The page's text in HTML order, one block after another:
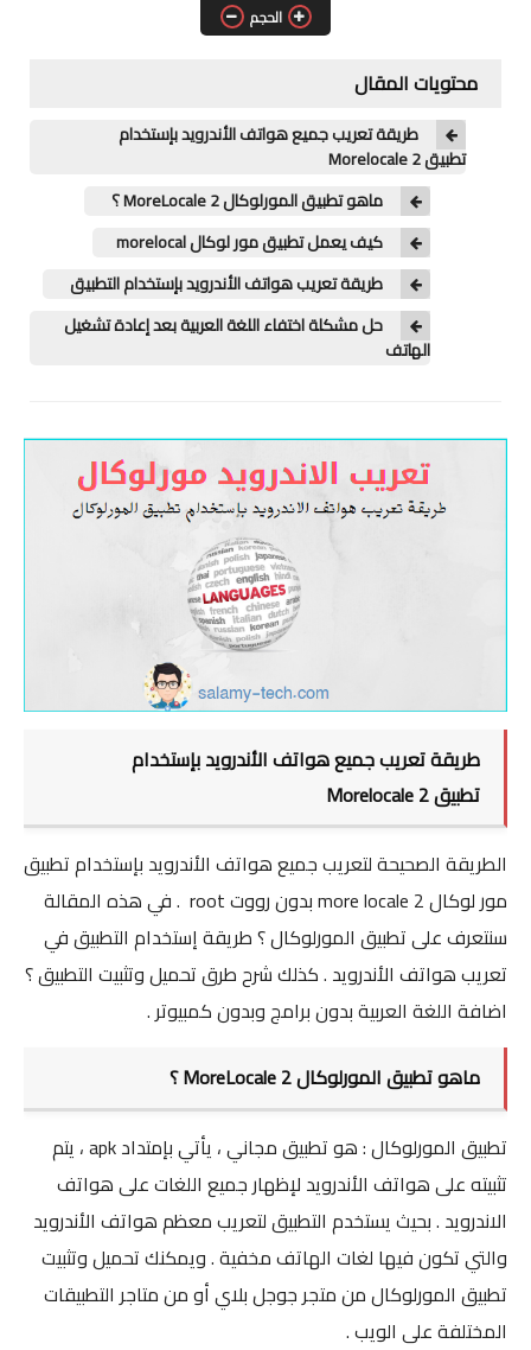
COMBINATION
ENG MODEM
ENG BOOT
ARABIC FILES
UNLOCK SIM
FIRMWARE
UNLOCK SIM
ZTE
UNLOCK SIM
Remove Frp
Tools
FRP
UNLOCK SIM
3G
More
Screen Lock
Root
التعريب
الروت
About
سياسية الخصوصية
الحجم
محتويات المقال
طريقة تعريب جميع هواتف الأندرويد بإستخدام
تطبيق Morelocale 2
ماهو تطبيق المورلوكال MoreLocale 2 ؟
كيف يعمل تطبيق مور لوكال morelocal
طريقة تعريب هواتف الأندرويد بإستخدام التطبيق
حل مشكلة اختفاء اللغة العربية بعد إعادة تشغيل
الهاتف
طريقة تعريب جميع هواتف الأندرويد بإستخدام
تطبيق Morelocale 2
الطريقة الصحيحة لتعريب جميع هواتف الأندرويد بإستخدام تطبيق
مور لوكال more locale 2 بدون رووت root . في هذه المقالة
سنتعرف على تطبيق المورلوكال ؟ طريقة إستخدام التطبيق في
تعريب هواتف الأندرويد . كذلك شرح طرق تحميل وتثبيت التطبيق ؟
اضافة اللغة العربية بدون برامج وبدون كمبيوتر .
ماهو تطبيق المورلوكال MoreLocale 2 ؟
تطبيق المورلوكال : هو تطبيق مجاني ، يأتي بإمتداد apk ، يتم
تثبيته على هواتف الأندرويد لإظهار جميع اللغات على هواتف
الاندرويد . بحيث يستخدم التطبيق لتعريب معظم هواتف الأندرويد
والتي تكون فيها لغات الهاتف مخفية . ويمكنك تحميل وتثبيت
تطبيق المورلوكال من متجر جوجل بلاي أو من متاجر التطبيقات
المختلفة على الويب .